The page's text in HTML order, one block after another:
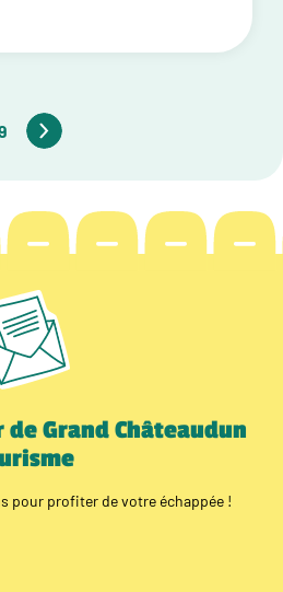
Grand Châteaudun
pour profiter de votre échappée !